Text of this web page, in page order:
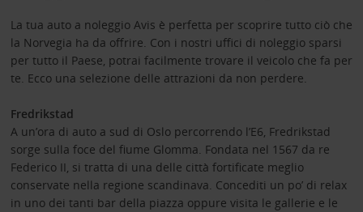
La tua auto a noleggio Avis è perfetta per scoprire tutto ciò che
la Norvegia ha da offrire. Con i nostri uffici di noleggio sparsi
per tutto il Paese, potrai facilmente trovare il veicolo che fa per
te. Ecco una selezione delle attrazioni da non perdere.
Fredrikstad
A un’ora di auto a sud di Oslo percorrendo l’E6, Fredrikstad
sorge sulla foce del fiume Glomma. Fondata nel 1567 da re
Federico II, si tratta di una delle città fortificate meglio
conservate nella regione scandinava. Concediti un po’ di relax
in uno dei tanti bar della piazza oppure visita le gallerie e le